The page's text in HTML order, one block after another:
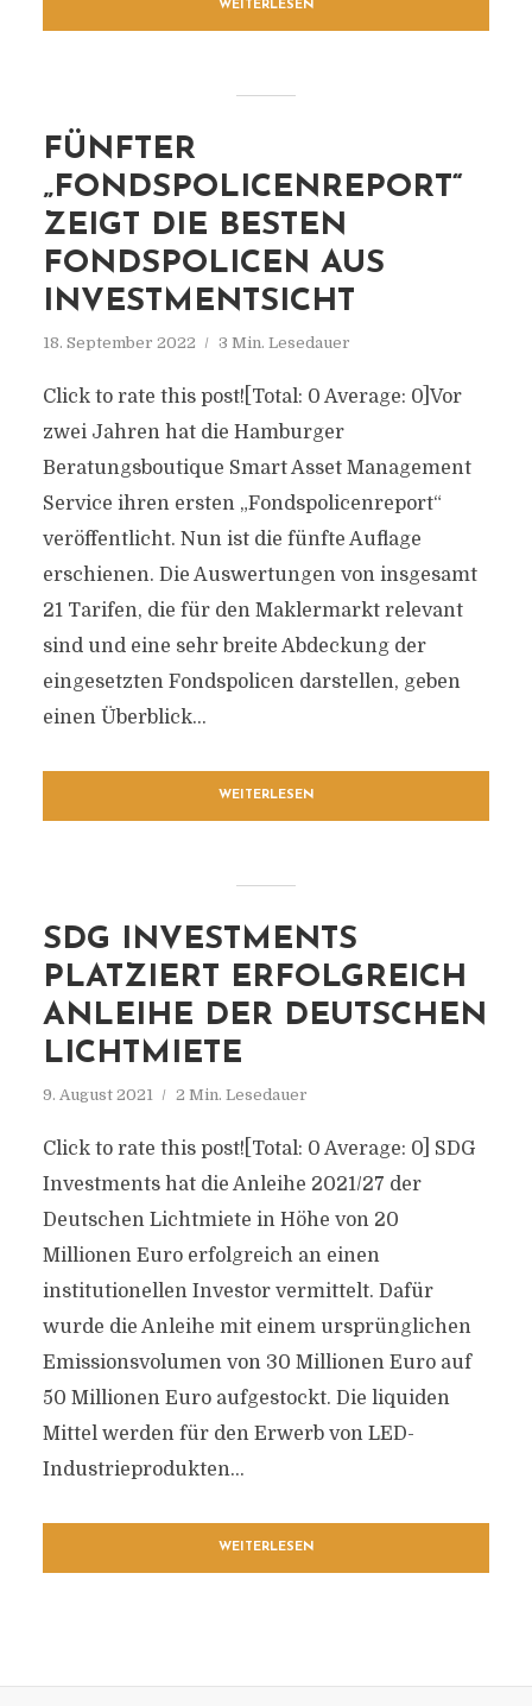
WEITERLESEN
FÜNFTER
„FONDSPOLICENREPORT“
ZEIGT DIE BESTEN
FONDSPOLICEN AUS
INVESTMENTSICHT
18. September 2022 3 Min. Lesedauer
Click to rate this post![Total: 0 Average: 0]Vor
zwei Jahren hat die Hamburger
Beratungsboutique Smart Asset Management
Service ihren ersten „Fondspolicenreport“
veröffentlicht. Nun ist die fünfte Auflage
erschienen. Die Auswertungen von insgesamt
21 Tarifen, die für den Maklermarkt relevant
sind und eine sehr breite Abdeckung der
eingesetzten Fondspolicen darstellen, geben
einen Überblick...
WEITERLESEN
SDG INVESTMENTS
PLATZIERT ERFOLGREICH
ANLEIHE DER DEUTSCHEN
LICHTMIETE
9. August 2021 2 Min. Lesedauer
Click to rate this post![Total: 0 Average: 0] SDG
Investments hat die Anleihe 2021/27 der
Deutschen Lichtmiete in Höhe von 20
Millionen Euro erfolgreich an einen
institutionellen Investor vermittelt. Dafür
wurde die Anleihe mit einem ursprünglichen
Emissionsvolumen von 30 Millionen Euro auf
50 Millionen Euro aufgestockt. Die liquiden
Mittel werden für den Erwerb von LED-
Industrieprodukten...
WEITERLESEN